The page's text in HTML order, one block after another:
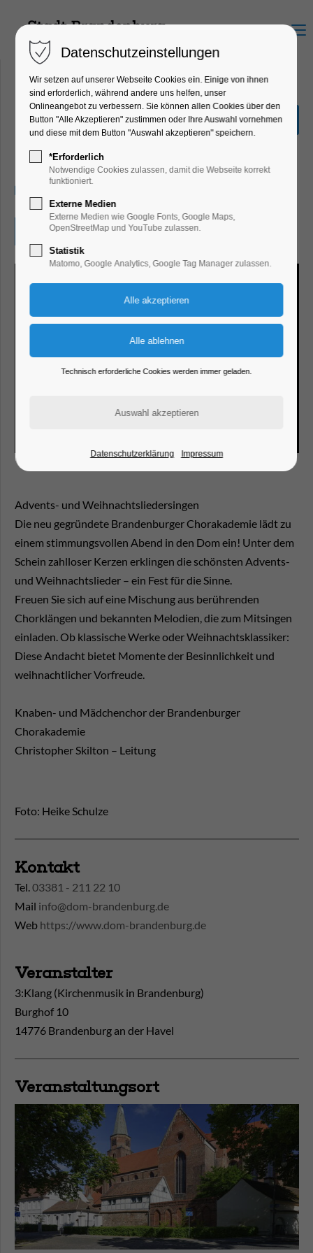
Menu
Adventsmusik bei
Kerzenschein
Konzert, Musik, Winterzauber
Eintritt frei
Advents- und Weihnachtsliedersingen
Die neu gegründete Brandenburger Chorakademie lädt zu
einem stimmungsvollen Abend in den Dom ein! Unter dem
Schein zahlloser Kerzen erklingen die schönsten Advents-
und Weihnachtslieder – ein Fest für die Sinne.
Freuen Sie sich auf eine Mischung aus berührenden
Chorklängen und bekannten Melodien, die zum Mitsingen
einladen. Ob klassische Werke oder Weihnachtsklassiker:
Diese Andacht bietet Momente der Besinnlichkeit und
weihnachtlicher Vorfreude.
Knaben- und Mädchenchor der Brandenburger
Chorakademie
Christopher Skilton – Leitung
Foto: Heike Schulze
Kontakt
Tel.03381 - 211 22 10
Mail info@dom-brandenburg.de
Web https://www.dom-brandenburg.de
Veranstalter
3:Klang (Kirchenmusik in Brandenburg)
Burghof 10
14776 Brandenburg an der Havel
Veranstaltungsort
Datenschutzeinstellungen
Wir setzen auf unserer Webseite Cookies ein. Einige von ihnen
sind erforderlich, während andere uns helfen, unser
Onlineangebot zu verbessern. Sie können allen Cookies über den
Button "Alle Akzeptieren" zustimmen oder Ihre Auswahl vornehmen
und diese mit dem Button "Auswahl akzeptieren" speichern.
*Erforderlich
Notwendige Cookies zulassen, damit die Webseite korrekt
funktioniert.
Externe Medien
Externe Medien wie Google Fonts, Google Maps,
OpenStreetMap und YouTube zulassen.
Statistik
Matomo, Google Analytics, Google Tag Manager zulassen.
Technisch erforderliche Cookies werden immer geladen.
Datenschutzerklärung Impressum